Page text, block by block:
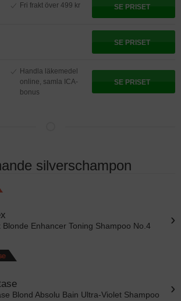
Fri frakt över 499 kr SE PRISET
SE PRISET
Handla läkemedel
online, samla ICA-
bonus
SE PRISET
silverschampon
Blonde Enhancer Toning Shampoo No.4 ›
Blond Absolu Bain Ultra-Violet Shampoo ›